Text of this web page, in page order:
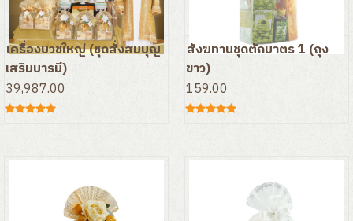
เครื่องบวชใหญ่ (ชุดสั่งสมบุญ
เสริมบารมี)
39,987.00
สังฆทานชุดตักบาตร 1 (ถุง
ขาว)
159.00